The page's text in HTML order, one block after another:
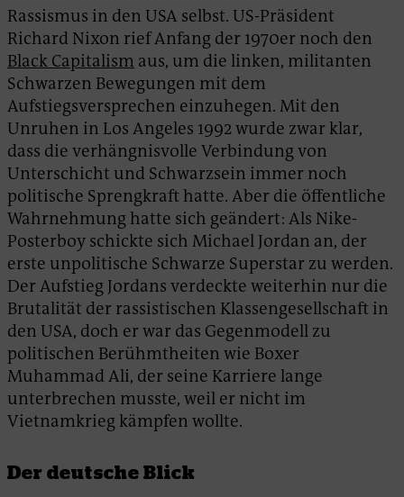
Rassismus in den USA selbst. US-Präsident
Richard Nixon rief Anfang der 1970er noch den
Black Capitalism aus, um die linken, militanten
Schwarzen Bewegungen mit dem
Aufstiegsversprechen einzuhegen. Mit den
Unruhen in Los Angeles 1992 wurde zwar klar,
dass die verhängnisvolle Verbindung von
Unterschicht und Schwarzsein immer noch
politische Sprengkraft hatte. Aber die öffentliche
Wahrnehmung hatte sich geändert: Als Nike-
Posterboy schickte sich Michael Jordan an, der
erste unpolitische Schwarze Superstar zu werden.
Der Aufstieg Jordans verdeckte weiterhin nur die
Brutalität der rassistischen Klassengesellschaft in
den USA, doch er war das Gegenmodell zu
politischen Berühmtheiten wie Boxer
Muhammad Ali, der seine Karriere lange
unterbrechen musste, weil er nicht im
Vietnamkrieg kämpfen wollte.
Der deutsche Blick